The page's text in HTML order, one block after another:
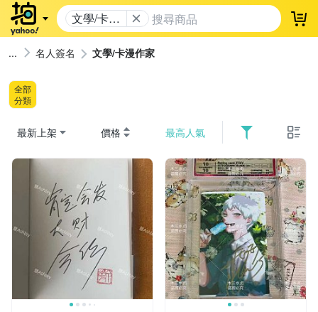
文學/卡漫
作家
登
名人簽名 文學/卡漫作家
全部
分類
最新上架 價格 最高人氣